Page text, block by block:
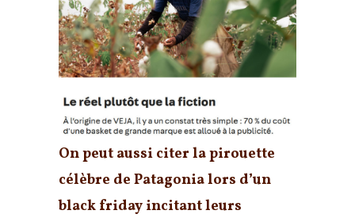
On peut aussi citer la pirouette
célèbre de Patagonia lors d’un
black friday incitant leurs